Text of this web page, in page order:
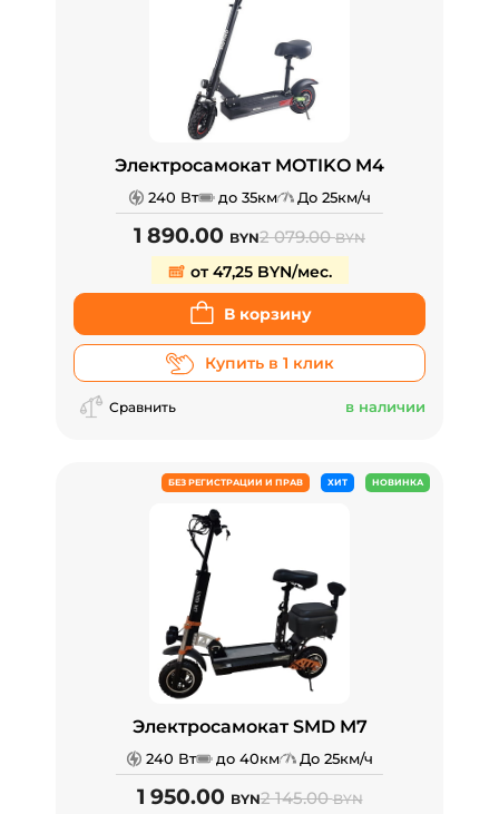
Электросамокат MOTIKO M4
240 Вт до 35км До 25км/ч
1 890.00 BYN2 079.00BYN
от 47,25 BYN/мес.
В корзину
Купить в 1 клик
Сравнить в наличии
БЕЗ РЕГИСТРАЦИИ И ПРАВ ХИТ НОВИНКА
Электросамокат SMD M7
240 Вт до 40км До 25км/ч
1 950.00 BYN2 145.00BYN